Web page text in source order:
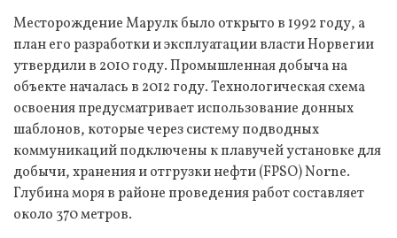
Месторождение Марулк было открыто в 1992 году, а
план его разработки и эксплуатации власти Норвегии
утвердили в 2010 году. Промышленная добыча на
объекте началась в 2012 году. Технологическая схема
освоения предусматривает использование донных
шаблонов, которые через систему подводных
коммуникаций подключены к плавучей установке для
добычи, хранения и отгрузки нефти (FPSO) Norne.
Глубина моря в районе проведения работ составляет
около 370 метров.